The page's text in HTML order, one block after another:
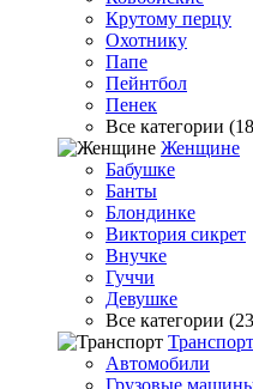
Крутому перцу
Охотнику
Папе
Пейнтбол
Пенек
Все категории
Женщине
Бабушке
Банты
Блондинке
Виктория сикрет
Внучке
Гуччи
Девушке
Все категории
Транспорт
Автомобили
Грузовые